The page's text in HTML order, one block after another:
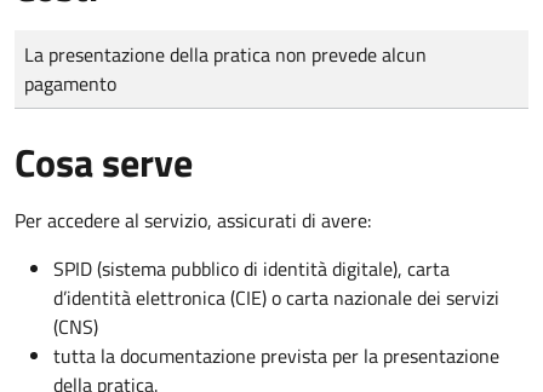
Tipo di pagamento
Importo
La presentazione della pratica non prevede alcun
pagamento
Cosa serve
Per accedere al servizio, assicurati di avere:
SPID (sistema pubblico di identità digitale), carta
d’identità elettronica (CIE) o carta nazionale dei servizi
(CNS)
tutta la documentazione prevista per la presentazione
della pratica.